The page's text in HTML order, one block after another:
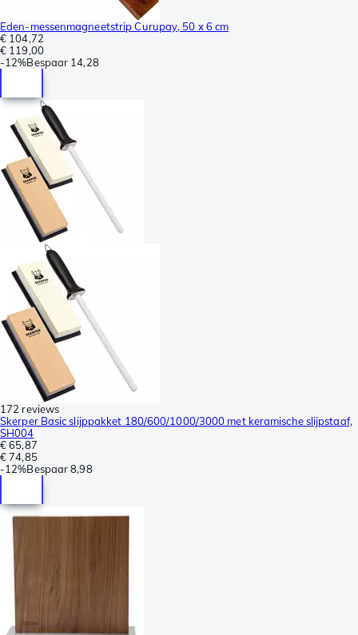
Eden-messenmagneetstrip Curupay, 50 x 6 cm
€ 104,72
€ 119,00
-12%Bespaar 14,28
172 reviews
Skerper Basic slijppakket 180/600/1000/3000 met keramische slijpstaaf,
SH004
€ 65,87
€ 74,85
-12%Bespaar 8,98